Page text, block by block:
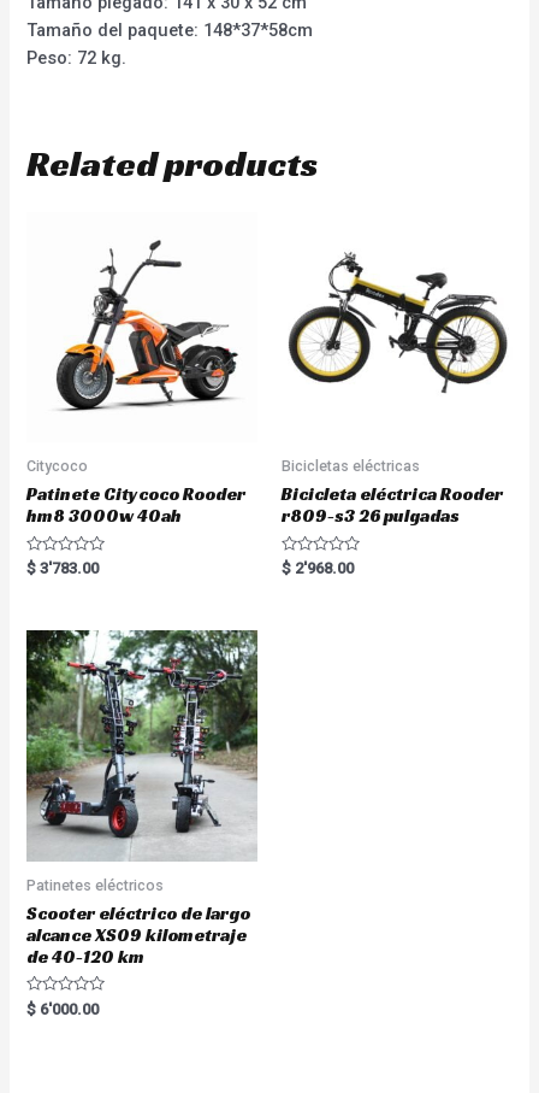
Tamaño del paquete: 148*37*58cm
Peso: 72 kg.
Related products
Citycoco
Patinete Citycoco Rooder
hm8 3000w 40ah
Rated
0
$ 3'783.00
Bicicletas eléctricas
Bicicleta eléctrica Rooder
r809-s3 26 pulgadas
Rated
0
$ 2'968.00
Patinetes eléctricos
Scooter eléctrico de largo
alcance XS09 kilometraje
de 40-120 km
Rated
0
$ 6'000.00